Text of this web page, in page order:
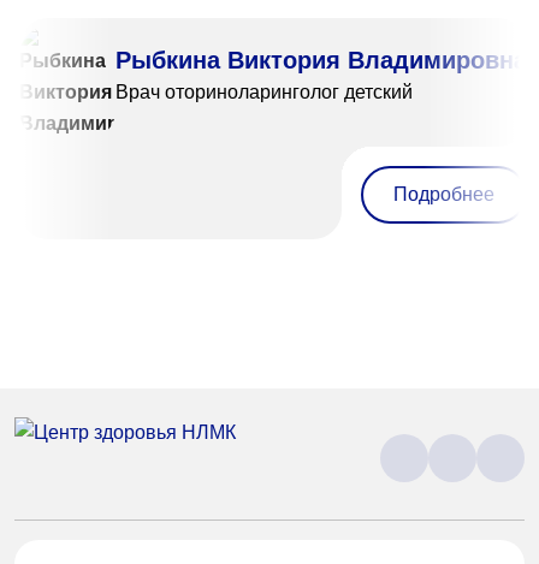
Рыбкина Виктория Владимировна
Врач оториноларинголог детский
Подробнее